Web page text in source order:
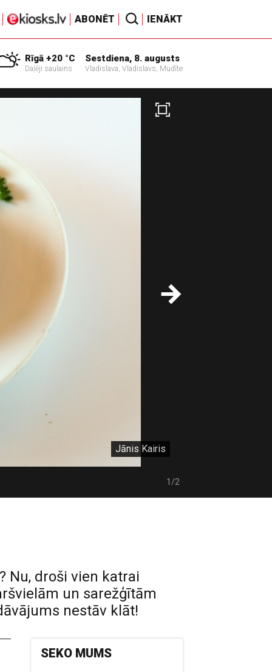
ABONĒT IENĀKT
Rīgā +20 °C
Daļēji saulains
Sestdiena, 8. augusts
Vladislava, Vladislavs, Mudīte
Jānis Kairis
1/2
Nu, droši vien katrai
un sarežģītām
nestāv klāt!
SEKO MUMS